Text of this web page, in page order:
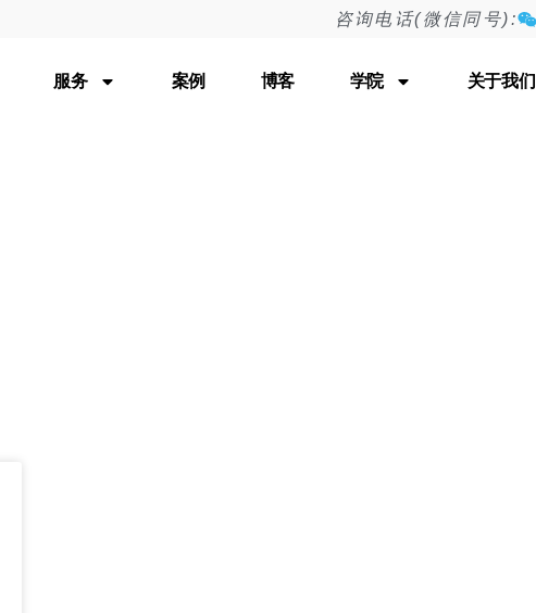
咨询电话(微信同号):
服务 案例 博客 学院 关于我们
Tag: SE0的前瞻性